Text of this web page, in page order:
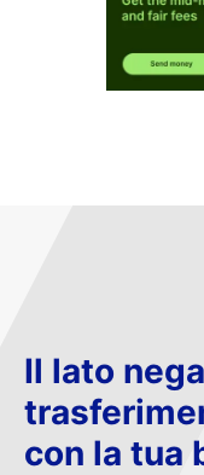
Il lato
con la tua